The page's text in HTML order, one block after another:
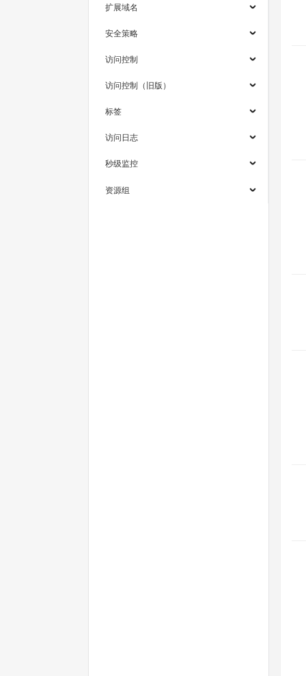
扩展域名
安全策略
访问控制
访问控制（旧版）
标签
访问日志
秒级监控
资源组